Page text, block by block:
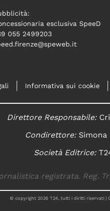
esclusiva SpeeD
055 2499203
Informativa sui cookie
Direttore Responsabile:
Condirettore:Simona
Società Editrice:
registrata. Reg.
© copyright 2026 T24, tutti i diritti riservati |